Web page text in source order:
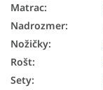
Čalúnené
Čalúnené
Matrac:
Nadrozmer:
Nožičky:
Rošt:
Sety: